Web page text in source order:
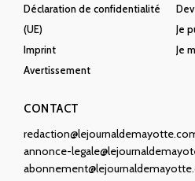
Déclaration de confidentialité
(UE)
Imprint
Avertissement
Je
Je
CONTACT
annonce-